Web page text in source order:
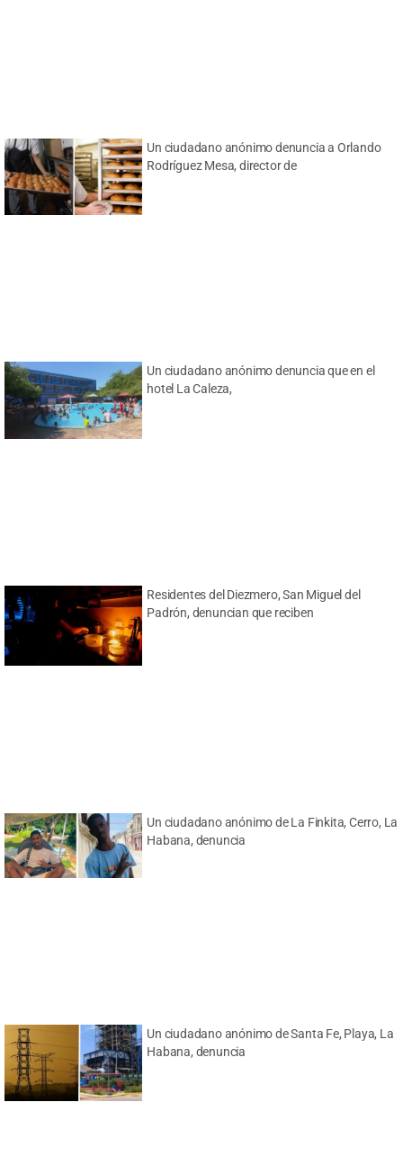
Un ciudadano anónimo denuncia a Orlando
Rodríguez Mesa, director de
Un ciudadano anónimo denuncia que en el
hotel La Caleza,
Residentes del Diezmero, San Miguel del
Padrón, denuncian que reciben
Un ciudadano anónimo de La Finkita, Cerro, La
Habana, denuncia
Un ciudadano anónimo de Santa Fe, Playa, La
Habana, denuncia